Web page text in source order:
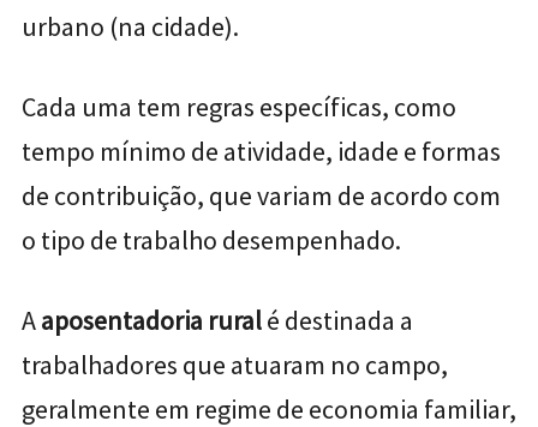
urbano (na cidade).
Cada uma tem regras específicas, como
tempo mínimo de atividade, idade e formas
de contribuição, que variam de acordo com
o tipo de trabalho desempenhado.
Aaposentadoria ruralé destinada a
trabalhadores que atuaram no campo,
geralmente em regime de economia familiar,